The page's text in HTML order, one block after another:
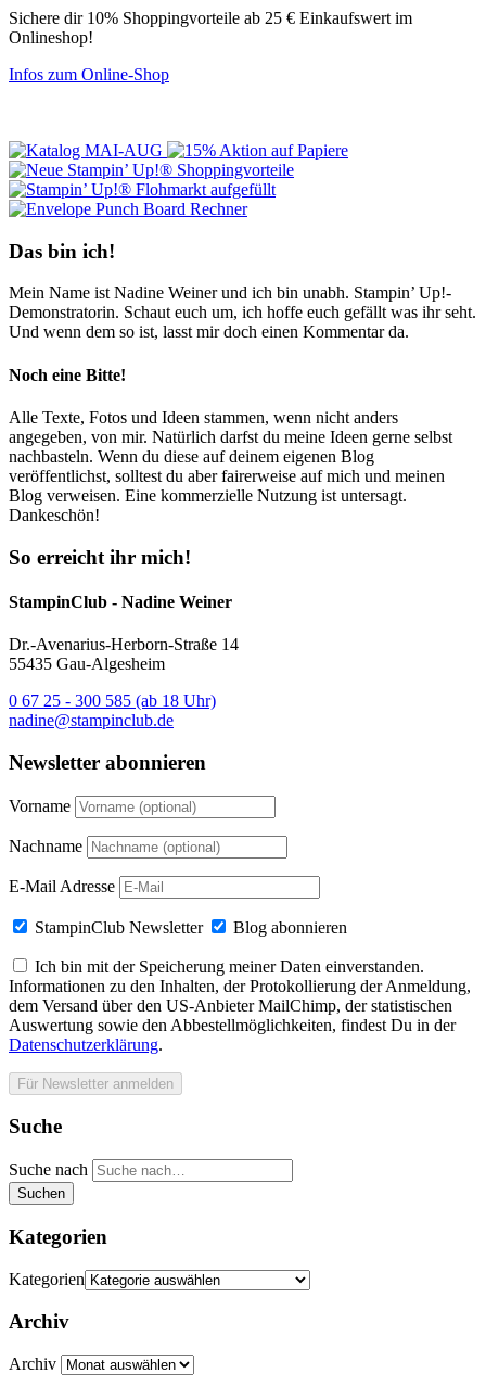
Sichere dir 10% Shoppingvorteile ab 25 € Einkaufswert im
Onlineshop!
Infos zum Online-Shop
Das bin ich!
Mein Name ist Nadine Weiner und ich bin unabh. Stampin’ Up!-
Demonstratorin. Schaut euch um, ich hoffe euch gefällt was ihr seht.
Und wenn dem so ist, lasst mir doch einen Kommentar da.
Noch eine Bitte!
Alle Texte, Fotos und Ideen stammen, wenn nicht anders
angegeben, von mir. Natürlich darfst du meine Ideen gerne selbst
nachbasteln. Wenn du diese auf deinem eigenen Blog
veröffentlichst, solltest du aber fairerweise auf mich und meinen
Blog verweisen. Eine kommerzielle Nutzung ist untersagt.
Dankeschön!
So erreicht ihr mich!
StampinClub - Nadine Weiner
Dr.-Avenarius-Herborn-Straße 14
55435 Gau-Algesheim
0 67 25 - 300 585 (ab 18 Uhr)
nadine@stampinclub.de
Newsletter abonnieren
Vorname
Nachname
E-Mail Adresse
StampinClub Newsletter Blog abonnieren
Ich bin mit der Speicherung meiner Daten einverstanden.
Informationen zu den Inhalten, der Protokollierung der Anmeldung,
dem Versand über den US-Anbieter MailChimp, der statistischen
Auswertung sowie den Abbestellmöglichkeiten, findest Du in der
Datenschutzerklärung.
Suche
Suche nach
Suchen
Kategorien
Kategorien
Archiv
Archiv